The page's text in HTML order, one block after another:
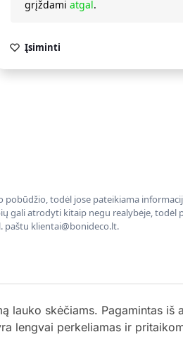
grįždamiatgal.
Įsiminti
todėl jose pateikiama
gali atrodyti kitaip negu realybėje, todėl
paštu klientai@bonideco.lt.
skėčiams. Pagamintas iš
lengvai perkeliamas ir